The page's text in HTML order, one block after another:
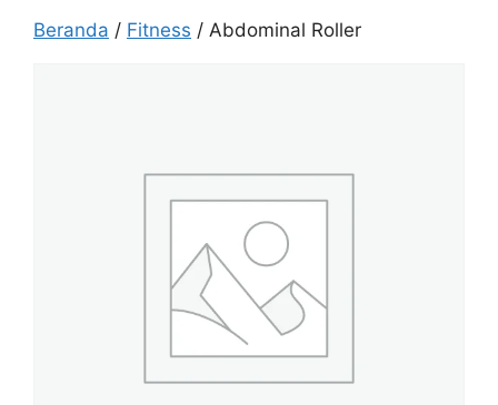
Beranda / Fitness / Abdominal Roller